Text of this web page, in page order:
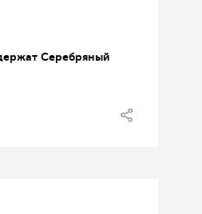
Серебряный